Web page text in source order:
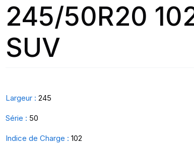
245/50R20
SUV
Largeur : 245
Série : 50
Indice de Charge : 102